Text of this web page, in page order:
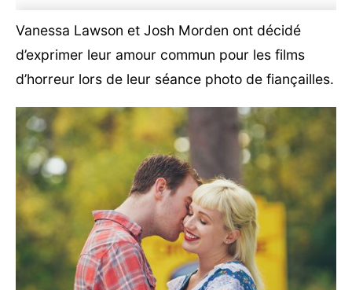
Vanessa Lawson et Josh Morden ont décidé
d’exprimer leur amour commun pour les films
d’horreur lors de leur séance photo de fiançailles.